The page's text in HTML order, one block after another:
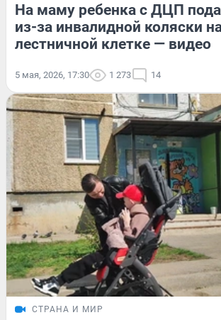
На маму ребенка с ДЦП
из-за инвалидной коляски
лестничной клетке — видео
5 мая, 2026, 17:30 1 273 14
СТРАНА И МИР